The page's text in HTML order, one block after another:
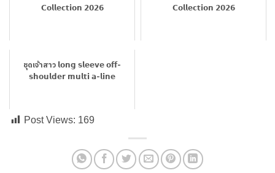
𝗖𝗼𝗹𝗹𝗲𝗰𝘁𝗶𝗼𝗻 𝟮𝟬𝟮𝟲
𝗖𝗼𝗹𝗹𝗲𝗰𝘁𝗶𝗼𝗻 𝟮𝟬𝟮𝟲
ชุดเจ้าสาว 𝗹𝗼𝗻𝗴 𝘀𝗹𝗲𝗲𝘃𝗲 𝗼𝗳𝗳-
𝘀𝗵𝗼𝘂𝗹𝗱𝗲𝗿 𝗺𝘂𝗹𝘁𝗶 𝗮-𝗹𝗶𝗻𝗲
Post Views: 169